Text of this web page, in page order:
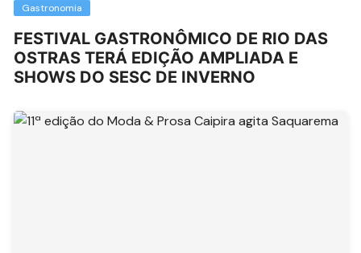
Gastronomia
FESTIVAL GASTRONÔMICO DE RIO DAS
OSTRAS TERÁ EDIÇÃO AMPLIADA E
SHOWS DO SESC DE INVERNO